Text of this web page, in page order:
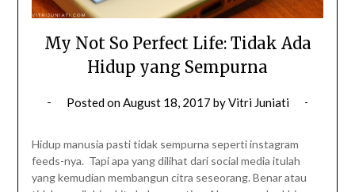
My Not So Perfect Life: Tidak Ada
Hidup yang Sempurna
Posted onAugust 18, 2017 byVitri Juniati
Hidup manusia pasti tidak sempurna seperti instagram
feeds-nya. Tapi apa yang dilihat dari social media itulah
yang kemudian membangun citra seseorang. Benar atau